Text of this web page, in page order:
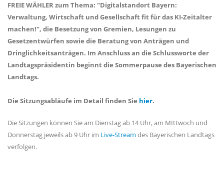
FREIE WÄHLER zum Thema: "Digitalstandort Bayern:
Verwaltung, Wirtschaft und Gesellschaft fit für das KI-Zeitalter
machen!", die Besetzung von Gremien, Lesungen zu
Gesetzentwürfen sowie die Beratung von Anträgen und
Dringlichkeitsanträgen. Im Anschluss an die Schlussworte der
Landtagspräsidentin beginnt die Sommerpause des Bayerischen
Landtags.
Die Sitzungsabläufe im Detail finden Sie hier.
Die Sitzungen können Sie am Dienstag ab 14 Uhr, am MIttwoch und
Donnerstag jeweils ab 9 Uhr im Live-Stream des Bayerischen Landtags
verfolgen.